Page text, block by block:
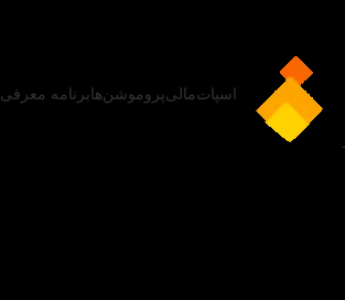
اسپاتمالیپروموشن‌هابرنامه معرفی